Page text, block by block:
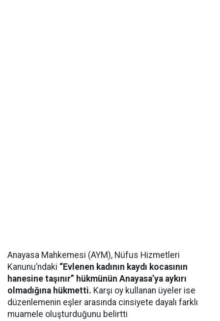
Anayasa Mahkemesi (AYM), Nüfus Hizmetleri
Kanunu’ndaki “Evlenen kadının kaydı kocasının
hanesine taşınır” hükmünün Anayasa’ya aykırı
olmadığına hükmetti. Karşı oy kullanan üyeler ise
düzenlemenin eşler arasında cinsiyete dayalı farklı
muamele oluşturduğunu belirtti